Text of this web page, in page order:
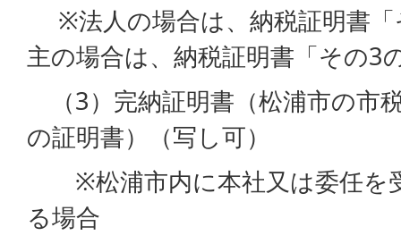
※法人の場合は、納税証明書「
主の場合は、納税証明書「その3
（3）完納証明書（松浦市の市
の証明書）（写し可）
※松浦市内に本社又は委任を
る場合